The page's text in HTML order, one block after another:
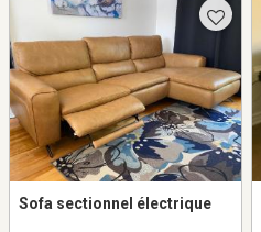
Sofa sectionnel électrique